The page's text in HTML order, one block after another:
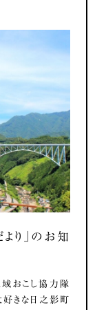
り」のお知
おこし協力隊
きな日之影町